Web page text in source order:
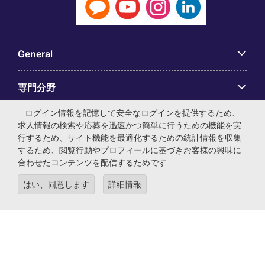
General
専門分野
アプリ
Employer Centre
ログイン情報を記憶して安全なログインを提供するため、
求人情報の検索や応募を迅速かつ簡単に行うための機能を実
行するため、サイト機能を最適化するための統計情報を収集
するため、閲覧行動やプロフィールに基づきお客様の興味に
合わせたコンテンツを配信するためです
はい、同意します 詳細情報